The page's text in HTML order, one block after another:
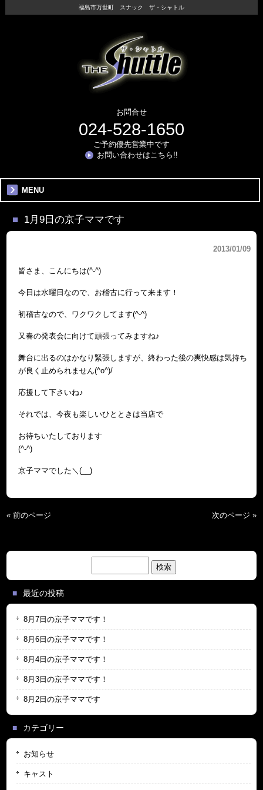
福島市万世町 スナック ザ・シャトル
お問合せ
024-528-1650
ご予約優先営業中です
お問い合わせはこちら!!
MENU
1月9日の京子ママです
2013/01/09
皆さま、こんにちは(^-^)
今日は水曜日なので、お稽古に行って来ます！
初稽古なので、ワクワクしてます(^-^)
又春の発表会に向けて頑張ってみますね♪
舞台に出るのはかなり緊張しますが、終わった後の爽快感は気持ち
が良く止められません(^o^)/
応援して下さいね♪
それでは、今夜も楽しいひとときは当店で
お待ちいたしております
(^-^)
京子ママでした＼(__)
« 前のページ 次のページ »
索:
最近の投稿
8月7日の京子ママです！
8月6日の京子ママです！
8月4日の京子ママです！
8月3日の京子ママです！
8月2日の京子ママです
カテゴリー
お知らせ
キャスト